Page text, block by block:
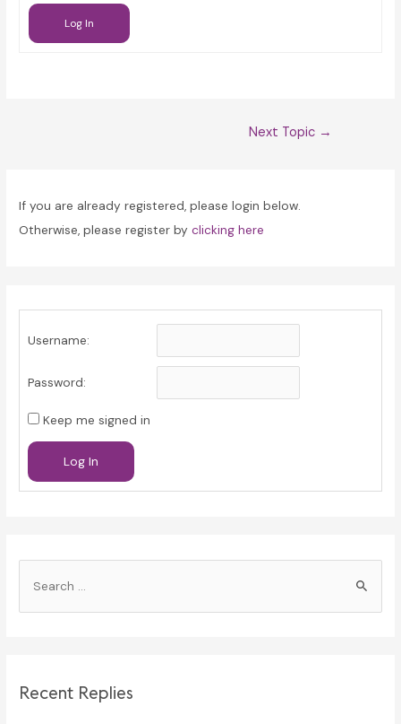
Log In
Next Topic →
If you are already registered, please login below.
Otherwise, please register byclicking here
Username:
Password:
Keep me signed in
Log In
h
Recent Replies